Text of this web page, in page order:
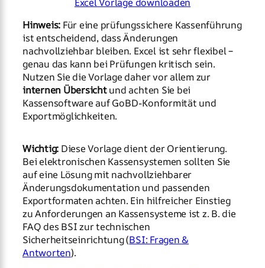
Hinweis: Für eine prüfungssichere Kassenführung
ist entscheidend, dass Änderungen
nachvollziehbar bleiben. Excel ist sehr flexibel –
genau das kann bei Prüfungen kritisch sein.
Nutzen Sie die Vorlage daher vor allem zur
internen Übersichtund achten Sie bei
Kassensoftware auf GoBD-Konformität und
Exportmöglichkeiten.
Wichtig: Diese Vorlage dient der Orientierung.
Bei elektronischen Kassensystemen sollten Sie
auf eine Lösung mit nachvollziehbarer
Änderungsdokumentation und passenden
Exportformaten achten. Ein hilfreicher Einstieg
zu Anforderungen an Kassensysteme ist z. B. die
FAQ des BSI zur technischen
Sicherheitseinrichtung (BSI: Fragen &
Antworten).